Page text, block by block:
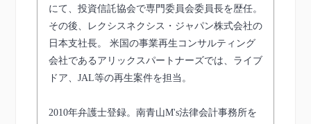
にて、投資信託協会で専門委員会委員長を歴任。
その後、レクシスネクシス・ジャパン株式会社の
日本支社長。 米国の事業再生コンサルティング
会社であるアリックスパートナーズでは、ライブ
ドア、JAL等の再生案件を担当。
2010年弁護士登録。南青山M's法律会計事務所を